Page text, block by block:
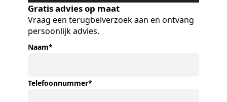
Gratis advies op maat
Vraag een terugbelverzoek aan en ontvang
persoonlijk advies.
Naam*
Telefoonnummer*